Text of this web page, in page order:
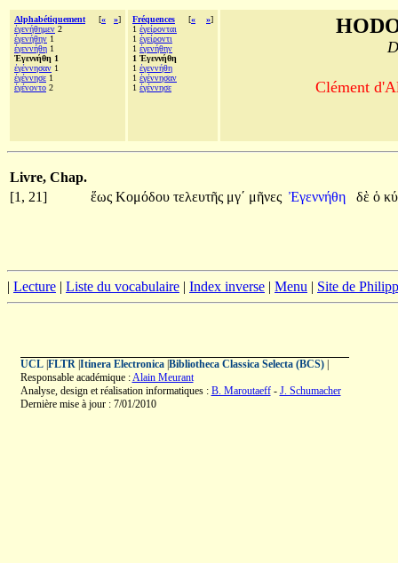
Alphabétiquement [« »]
ἐγενήθημεν 2
ἐγενήθην 1
ἐγεννήθη 1
Ἐγεννήθη 1
ἐγέννησαν 1
ἐγέννησε 1
ἐγένοντο 2
Fréquences [« »]
1 ἐγείρονται
1 ἐγείροντι
1 ἐγενήθην
1 Ἐγεννήθη
1 ἐγεννήθη
1 ἐγέννησαν
1 ἐγέννησε Clément
Livre, Chap.
[1, 21]
ἕως Κομόδου τελευτῆς μγʹ μῆνες Ἐγεννήθη δὲ ὁ
| Lecture | Liste du vocabulaire | Index inverse | Menu | Site de
UCL| FLTR| Itinera Electronica| Bibliotheca Classica Selecta (BCS)|
Responsable académique :Alain Meurant
Analyse, design et réalisation informatiques : B. Maroutaeff- J. Schumacher
Dernière mise à jour : 7/01/2010